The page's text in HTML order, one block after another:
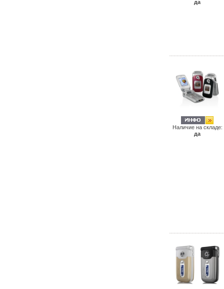
да
Наличие на складе:
да